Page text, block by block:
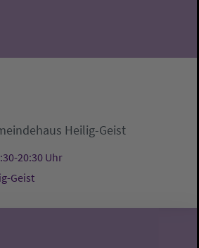
Heilig-Geist
20:30 Uhr
Geist